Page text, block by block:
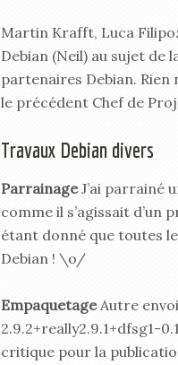
Martin Krafft, Luca
Debian (Neil) au sujet
partenaires Debian. Rien
le précédent Chef de
Travaux Debian divers
ParrainageJ’ai parrainé
comme il s’agissait
étant donné que toutes
Debian ! \o/
EmpaquetageAutre
2.9.2+really2.9.1+dfsg1-
critique pour la